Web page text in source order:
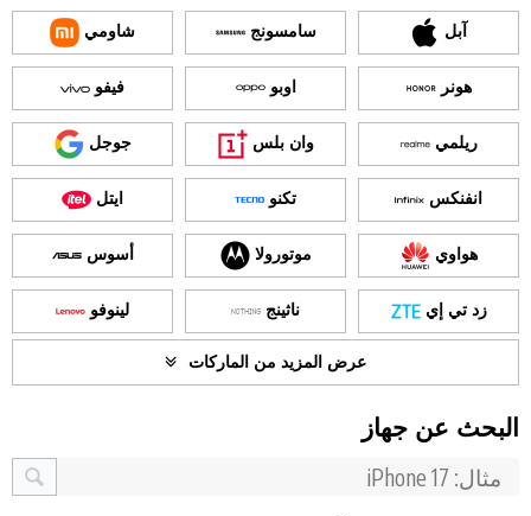
آبل سامسونج شاومي
هونر اوبو فيفو
ريلمي وان بلس جوجل
انفنكس تكنو ايتل
هواوي موتورولا أسوس
زد تي إي ناثينج لينوفو
عرض المزيد من الماركات
البحث عن جهاز